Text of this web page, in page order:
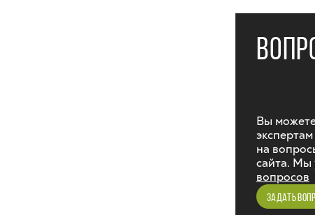
Вы
на
сайта. Мы
вопросов
ЗАДАТЬ